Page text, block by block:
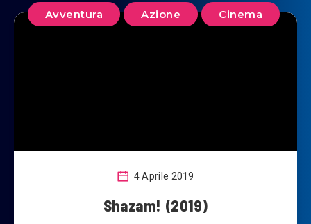
Avventura Azione Cinema
4 Aprile 2019
Shazam! (2019)